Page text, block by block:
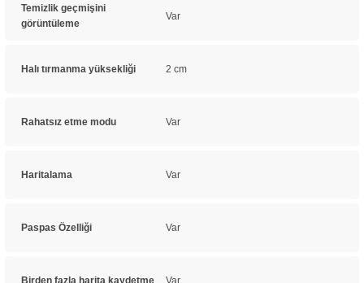
Temizlik geçmişini
görüntüleme
Var
Halı tırmanma yüksekliği 2 cm
Rahatsız etme modu Var
Haritalama Var
Paspas Özelliği Var
Birden fazla harita kaydetme Var